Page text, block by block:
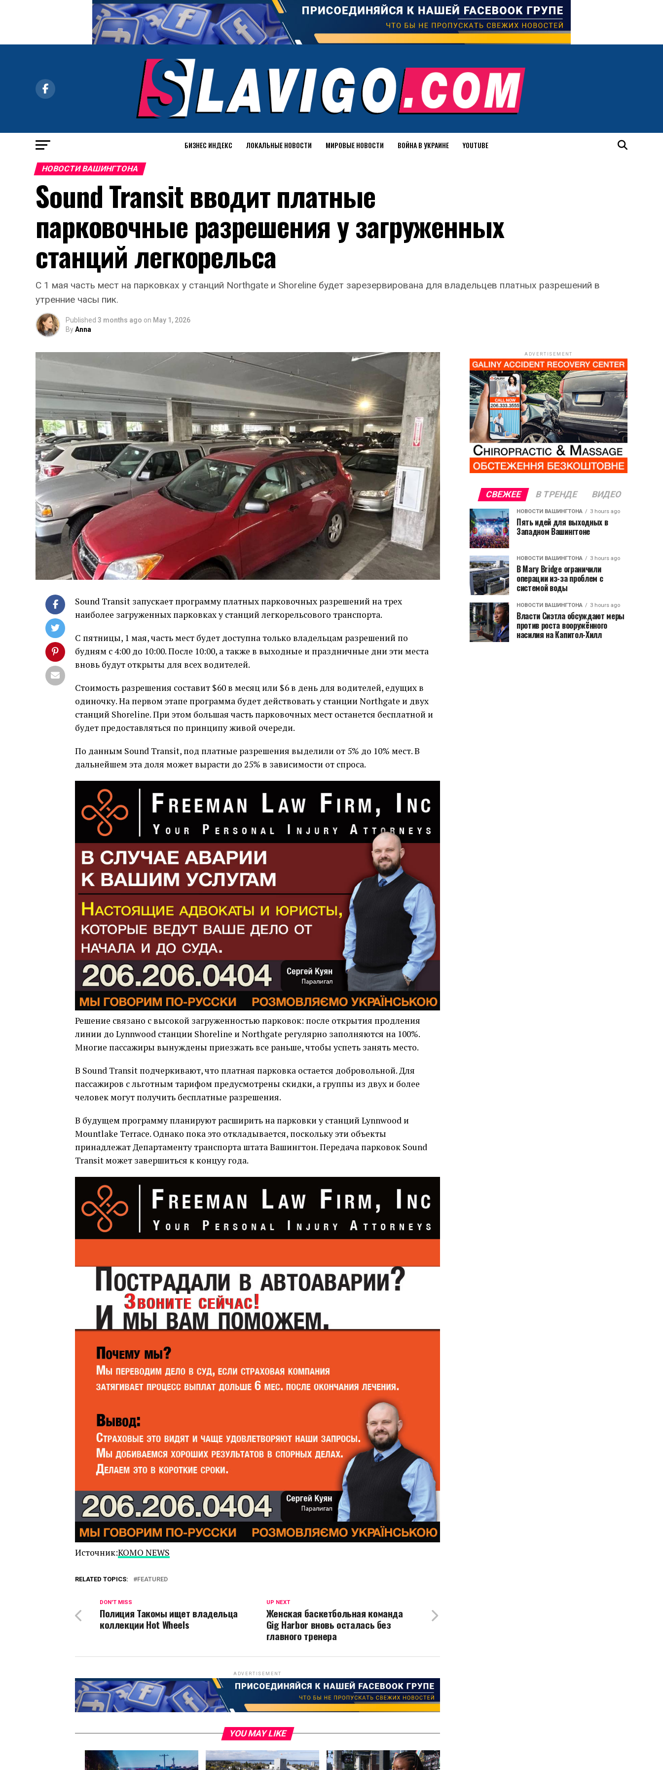
БИЗНЕС ИНДЕКС ЛОКАЛЬНЫЕ НОВОСТИ МИРОВЫЕ НОВОСТИ ВОЙНА В УКРАИНЕ YOUTUBE
НОВОСТИ ВАШИНГТОНА
Sound Transit вводит платные
парковочные разрешения у загруженных
станций легкорельса
С 1 мая часть мест на парковках у станций Northgate и Shoreline будет зарезервирована для владельцев платных разрешений в
утренние часы пик.
Published 3 months ago on May 1, 2026
ByAnna
Sound Transit запускает программу платных парковочных разрешений на трех
наиболее загруженных парковках у станций легкорельсового транспорта.
С пятницы, 1 мая, часть мест будет доступна только владельцам разрешений по
будням с 4:00 до 10:00. После 10:00, а также в выходные и праздничные дни эти места
вновь будут открыты для всех водителей.
Стоимость разрешения составит $60 в месяц или $6 в день для водителей, едущих в
одиночку. На первом этапе программа будет действовать у станции Northgate и двух
станций Shoreline. При этом большая часть парковочных мест останется бесплатной и
будет предоставляться по принципу живой очереди.
По данным Sound Transit, под платные разрешения выделили от 5% до 10% мест. В
дальнейшем эта доля может вырасти до 25% в зависимости от спроса.
Решение связано с высокой загруженностью парковок: после открытия продления
линии до Lynnwood станции Shoreline и Northgate регулярно заполняются на 100%.
Многие пассажиры вынуждены приезжать все раньше, чтобы успеть занять место.
В Sound Transit подчеркивают, что платная парковка остается добровольной. Для
пассажиров с льготным тарифом предусмотрены скидки, а группы из двух и более
человек могут получить бесплатные разрешения.
В будущем программу планируют расширить на парковки у станций Lynnwood и
Mountlake Terrace. Однако пока это откладывается, поскольку эти объекты
принадлежат Департаменту транспорта штата Вашингтон. Передача парковок Sound
Transit может завершиться к концуу года.
Источник:KOMO NEWS
RELATED TOPICS: FEATURED
UP NEXT
Женская баскетбольная команда
Gig Harbor вновь осталась без
главного тренера
DON'T MISS
Полиция Такомы ищет владельца
коллекции Hot Wheels
ADVERTISEMENT
YOU MAY LIKE
ADVERTISEMENT
СВЕЖЕЕ В ТРЕНДЕ ВИДЕО
НОВОСТИ ВАШИНГТОНА 3 hours ago
Пять идей для выходных в
Западном Вашингтоне
НОВОСТИ ВАШИНГТОНА 3 hours ago
В Mary Bridge ограничили
операции из-за проблем с
системой воды
НОВОСТИ ВАШИНГТОНА 3 hours ago
Власти Сиэтла обсуждают меры
против роста вооружённого
насилия на Капитол-Хилл